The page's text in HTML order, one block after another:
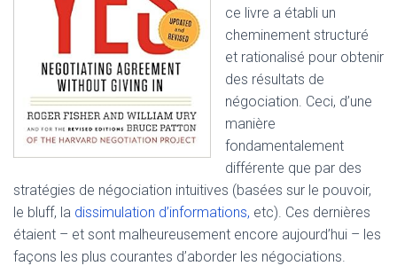
ce livre a établi un
cheminement structuré
et rationalisé pour obtenir
des résultats de
négociation. Ceci, d’une
manière
fondamentalement
différente que par des
stratégies de négociation intuitives (basées sur le pouvoir,
le bluff, la dissimulation d’informations, etc). Ces dernières
étaient – et sont malheureusement encore aujourd’hui – les
façons les plus courantes d’aborder les négociations.